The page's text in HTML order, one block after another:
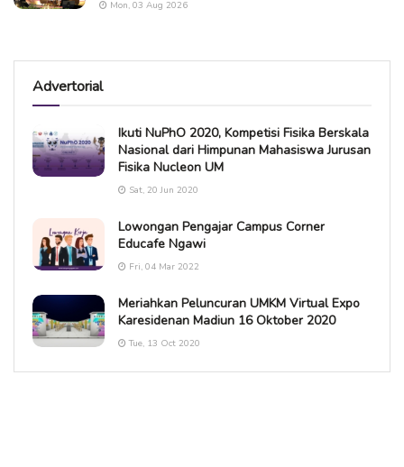
Mon, 03 Aug 2026
Advertorial
Ikuti NuPhO 2020, Kompetisi Fisika Berskala
Nasional dari Himpunan Mahasiswa Jurusan
Fisika Nucleon UM
Sat, 20 Jun 2020
Lowongan Pengajar Campus Corner
Educafe Ngawi
Fri, 04 Mar 2022
Meriahkan Peluncuran UMKM Virtual Expo
Karesidenan Madiun 16 Oktober 2020
Tue, 13 Oct 2020